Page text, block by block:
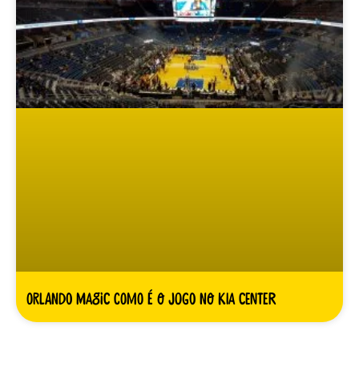
Orlando Magic como é o jogo no Kia Center